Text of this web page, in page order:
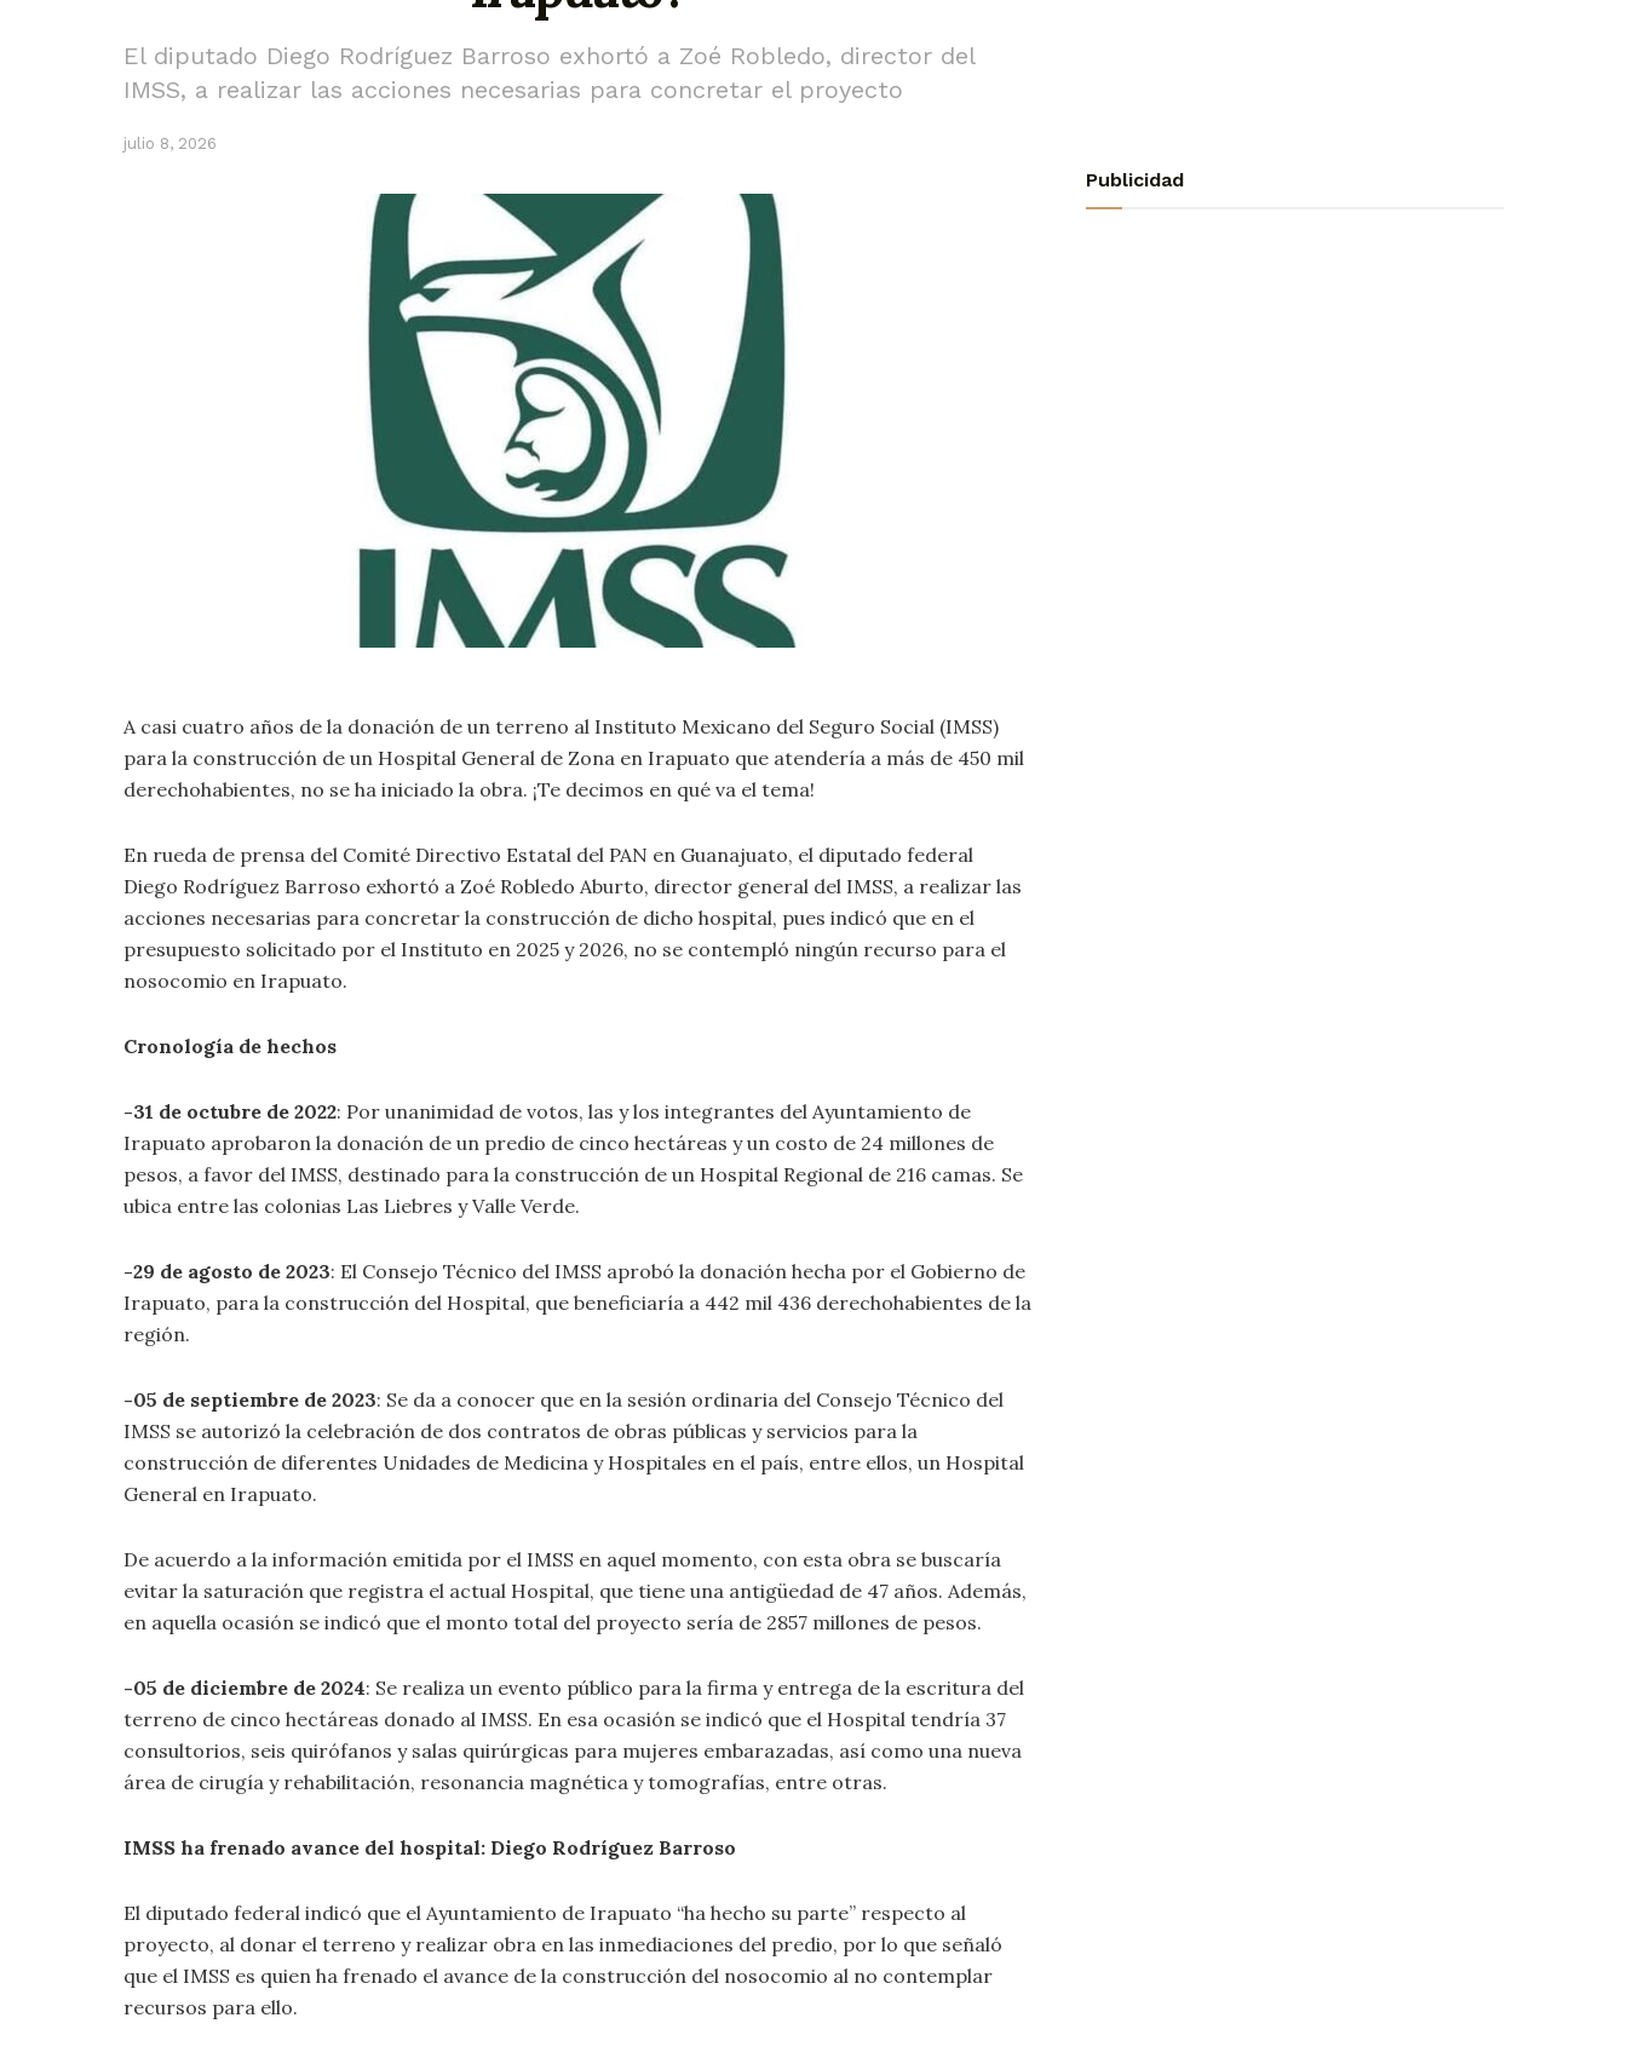
El diputado Diego Rodríguez Barroso exhortó a Zoé Robledo, director del
IMSS, a realizar las acciones necesarias para concretar el proyecto
julio 8, 2026
A casi cuatro años de la donación de un terreno al Instituto Mexicano del Seguro Social (IMSS)
para la construcción de un Hospital General de Zona en Irapuato que atendería a más de 450 mil
derechohabientes, no se ha iniciado la obra. ¡Te decimos en qué va el tema!
En rueda de prensa del Comité Directivo Estatal del PAN en Guanajuato, el diputado federal
Diego Rodríguez Barroso exhortó a Zoé Robledo Aburto, director general del IMSS, a realizar las
acciones necesarias para concretar la construcción de dicho hospital, pues indicó que en el
presupuesto solicitado por el Instituto en 2025 y 2026, no se contempló ningún recurso para el
nosocomio en Irapuato.
Cronología de hechos
-31 de octubre de 2022: Por unanimidad de votos, las y los integrantes del Ayuntamiento de
Irapuato aprobaron la donación de un predio de cinco hectáreas y un costo de 24 millones de
pesos, a favor del IMSS, destinado para la construcción de un Hospital Regional de 216 camas. Se
ubica entre las colonias Las Liebres y Valle Verde.
-29 de agosto de 2023: El Consejo Técnico del IMSS aprobó la donación hecha por el Gobierno de
Irapuato, para la construcción del Hospital, que beneficiaría a 442 mil 436 derechohabientes de la
región.
-05 de septiembre de 2023: Se da a conocer que en la sesión ordinaria del Consejo Técnico del
IMSS se autorizó la celebración de dos contratos de obras públicas y servicios para la
construcción de diferentes Unidades de Medicina y Hospitales en el país, entre ellos, un Hospital
General en Irapuato.
De acuerdo a la información emitida por el IMSS en aquel momento, con esta obra se buscaría
evitar la saturación que registra el actual Hospital, que tiene una antigüedad de 47 años. Además,
en aquella ocasión se indicó que el monto total del proyecto sería de 2857 millones de pesos.
-05 de diciembre de 2024: Se realiza un evento público para la firma y entrega de la escritura del
terreno de cinco hectáreas donado al IMSS. En esa ocasión se indicó que el Hospital tendría 37
consultorios, seis quirófanos y salas quirúrgicas para mujeres embarazadas, así como una nueva
área de cirugía y rehabilitación, resonancia magnética y tomografías, entre otras.
IMSS ha frenado avance del hospital: Diego Rodríguez Barroso
El diputado federal indicó que el Ayuntamiento de Irapuato “ha hecho su parte” respecto al
proyecto, al donar el terreno y realizar obra en las inmediaciones del predio, por lo que señaló
que el IMSS es quien ha frenado el avance de la construcción del nosocomio al no contemplar
recursos para ello.
Publicidad